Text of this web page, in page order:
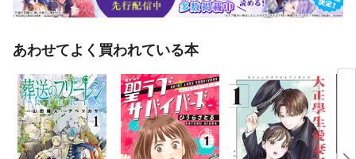
あわせてよく買われている本